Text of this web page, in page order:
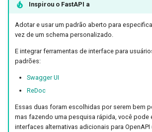
Inspirou o FastAPI a
Adotar e usar um padrão aberto para
vez de um schema personalizado.
E integrar ferramentas de interface para
padrões:
Swagger UI
ReDoc
Essas duas foram escolhidas por serem bem
mas fazendo uma pesquisa rápida, você pode
interfaces alternativas adicionais para